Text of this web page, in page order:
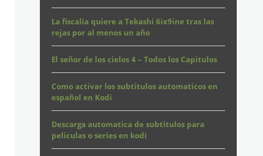
La fiscalia quiere a Tekashi 6ix9ine tras las
rejas por al menos un año
El señor de los cielos 4 – Todos los Capitulos
Como activar los subtitulos automaticos en
español en Kodi
Descarga automatica de subtitulos para
peliculas o series en kodi